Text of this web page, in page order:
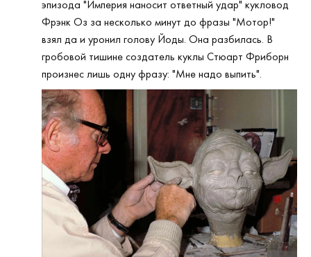
эпизода "Империя наносит ответный удар" кукловод
Фрэнк Оз за несколько минут до фразы "Мотор!"
взял да и уронил голову Йоды. Она разбилась. В
гробовой тишине создатель куклы Стюарт Фриборн
произнес лишь одну фразу: "Мне надо выпить".